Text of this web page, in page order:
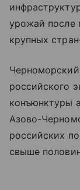
урожай после
крупных
российского
конъюнктуры
Азово-
российских
свыше